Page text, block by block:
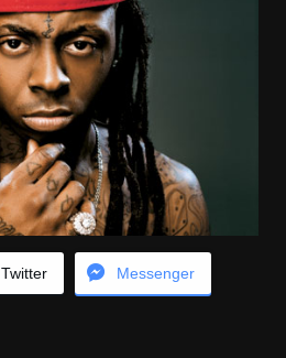
Twitter Messenger